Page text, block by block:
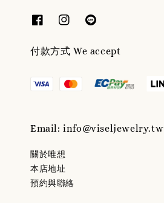
付款方式 We accept
Email: info@viseljewelry.tw
關於唯想
本店地址
預約與聯絡